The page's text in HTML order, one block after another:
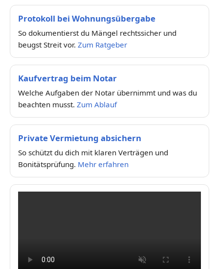
Protokoll bei Wohnungsübergabe
So dokumentierst du Mängel rechtssicher und
beugst Streit vor. Zum Ratgeber
Kaufvertrag beim Notar
Welche Aufgaben der Notar übernimmt und was du
beachten musst. Zum Ablauf
Private Vermietung absichern
So schützt du dich mit klaren Verträgen und
Bonitätsprüfung. Mehr erfahren